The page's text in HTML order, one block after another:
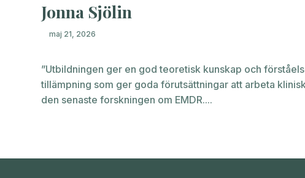
Jonna Sjölin
maj 21, 2026
”Utbildningen ger en god teoretisk kunskap och
tillämpning som ger goda förutsättningar att arbeta
den senaste forskningen om EMDR....